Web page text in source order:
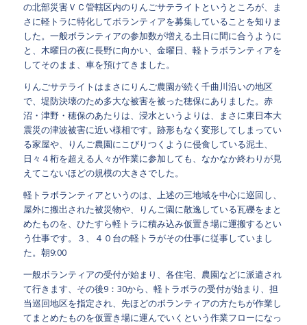
の北部災害ＶＣ管轄区内のりんごサテライトというところが、ま
さに軽トラに特化してボランティアを募集していることを知りま
した。一般ボランティアの参加数が増える土日に間に合うように
と、木曜日の夜に長野に向かい、金曜日、軽トラボランティアを
してそのまま、車を預けてきました。
りんごサテライトはまさにりんご農園が続く千曲川沿いの地区
で、堤防決壊のため多大な被害を被った穂保にありました。赤
沼・津野・穂保のあたりは、浸水というよりは、まさに東日本大
震災の津波被害に近い様相です。跡形もなく変形してしまってい
る家屋や、りんご農園にこびりつくように侵食している泥土、
日々４桁を超える人々が作業に参加しても、なかなか終わりが見
えてこないほどの規模の大きさでした。
軽トラボランティアというのは、上述の三地域を中心に巡回し、
屋外に搬出された被災物や、りんご園に散逸している瓦礫をまと
めたものを、ひたすら軽トラに積み込み仮置き場に運搬するとい
う仕事です。３、４０台の軽トラがその仕事に従事していまし
た。朝9:00
一般ボランティアの受付が始まり、各住宅、農園などに派遣され
て行きます、その後9：30から、軽トラボラの受付が始まり、担
当巡回地区を指定され、先ほどのボランティアの方たちが作業し
てまとめたものを仮置き場に運んでいくという作業フローになっ